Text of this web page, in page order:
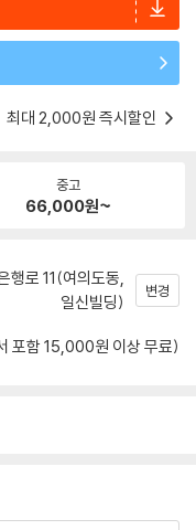
최대 2,000원 즉시할인
중고
66,000원~
행로 11(여의도동,
일신빌딩)
변경
포함 15,000원 이상 무료)